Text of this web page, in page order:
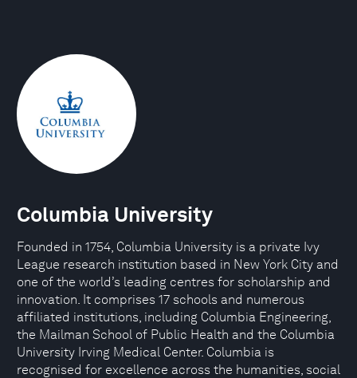
Columbia University
Founded in 1754, Columbia University is a private Ivy
League research institution based in New York City and
one of the world’s leading centres for scholarship and
innovation. It comprises 17 schools and numerous
affiliated institutions, including Columbia Engineering,
the Mailman School of Public Health and the Columbia
University Irving Medical Center. Columbia is
recognised for excellence across the humanities, social